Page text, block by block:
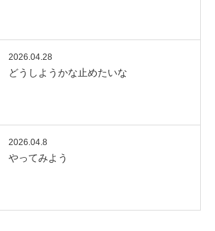
2026.04.28
どうしようかな止めたいな
2026.04.8
やってみよう